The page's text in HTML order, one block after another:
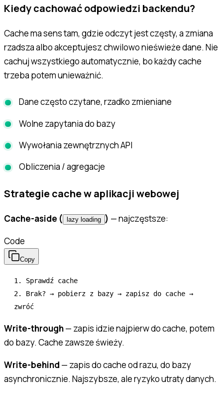
Kiedy cachować odpowiedzi backendu?
Cache ma sens tam, gdzie odczyt jest częsty, a zmiana
rzadsza albo akceptujesz chwilowo nieświeże dane. Nie
cachuj wszystkiego automatycznie, bo każdy cache
trzeba potem unieważnić.
Dane często czytane, rzadko zmieniane
Wolne zapytania do bazy
Wywołania zewnętrznych API
Obliczenia / agregacje
Strategie cache w aplikacji webowej
Cache-aside ( lazy loading ) — najczęstsze:
Code
Copy
1. Sprawdź cache
2. Brak? → pobierz z bazy → zapisz do cache →
Write-through— zapis idzie najpierw do cache, potem
do bazy. Cache zawsze świeży.
Write-behind — zapis do cache od razu, do bazy
asynchronicznie. Najszybsze, ale ryzyko utraty danych.